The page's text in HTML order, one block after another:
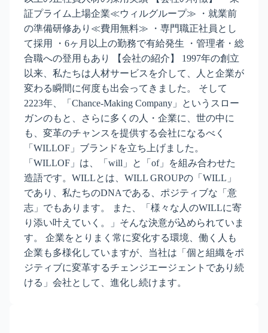
証プライム上場企業≪ウィルグループ≫ ・就業前
の準備研修あり≪費用無料≫ ・専門職正社員とし
て採用 ・6ヶ月以上の勤務で有給発生 ・管理者・総
合職への登用もあり 【会社の紹介】 1997年の創立
以来、私たちは人材サービスを介して、人と企業が
変わる瞬間に何度も出会ってきました。 そして
2223年、「Chance-Making Company」というスロー
ガンのもと、さらに多くの人・企業に、世の中に
も、変革のチャンスを提供する会社になるべく
「WILLOF」ブランドを立ち上げました。
「WILLOF」は、「will」と「of」を組み合わせた
造語です。WILLとは、WILL GROUPの「WILL」
であり、私たちのDNAである、ポジティブな「意
志」でもあります。 また、「様々な人のWILLに寄
り添い叶えていく。」そんな決意が込められていま
す。 企業をとりまく常に変化する環境、働く人も
企業も多様化していますが、当社は「個と組織をポ
ジティブに変革するチェンジエージェントであり続
ける」会社として、進化し続けます。